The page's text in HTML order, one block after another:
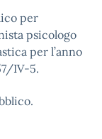
per
psicologo
per l’anno
IV-5.